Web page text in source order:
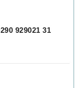
929021 31